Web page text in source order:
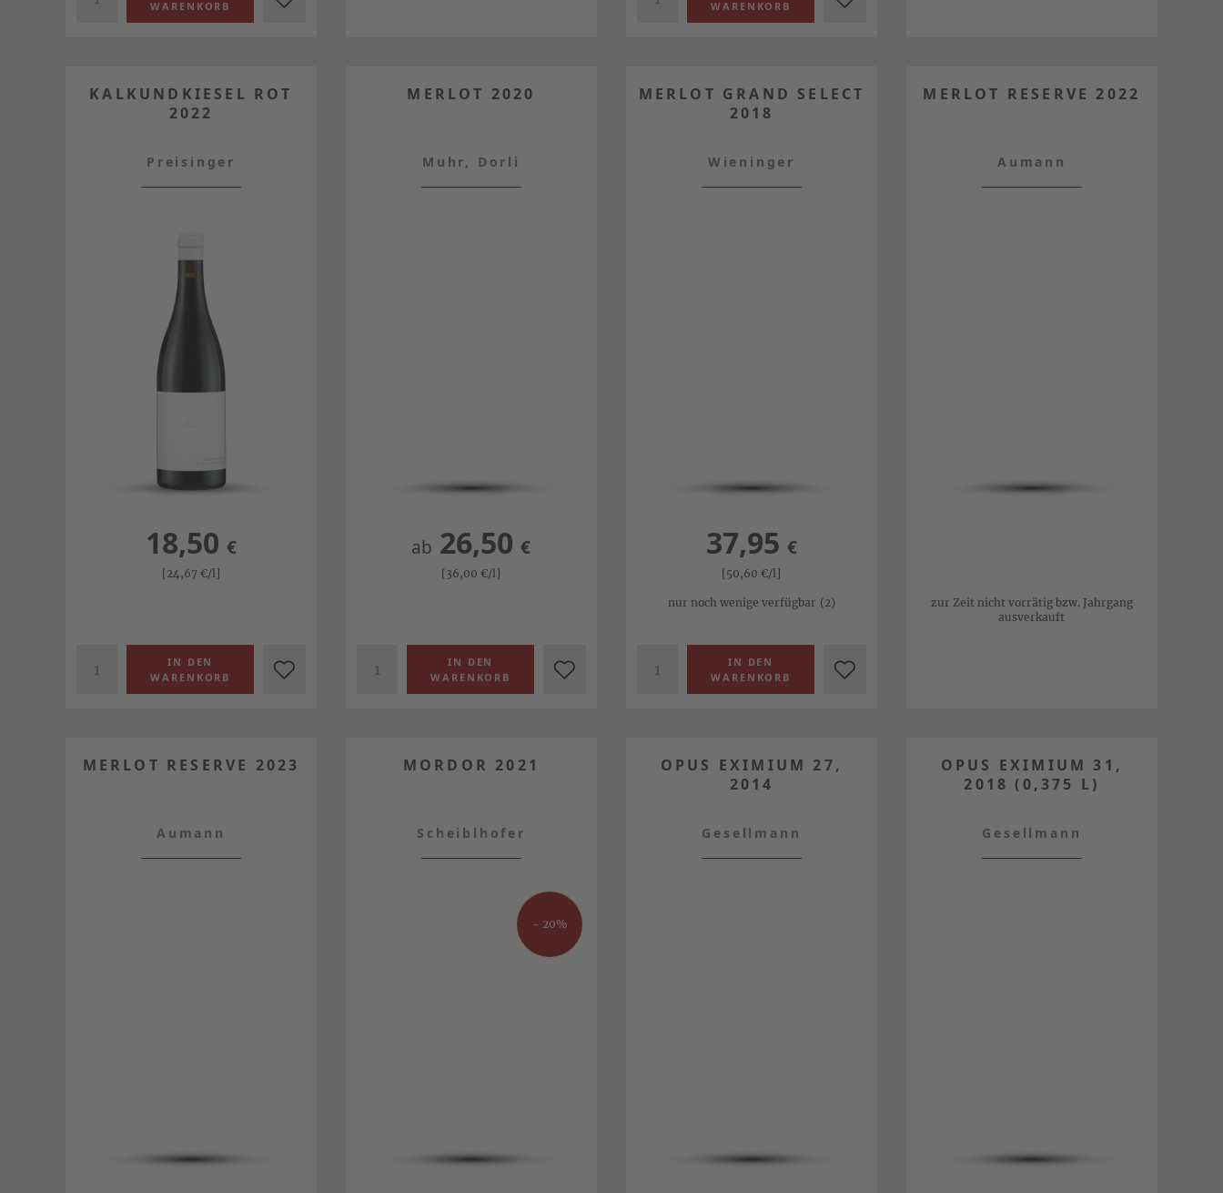
KALKUNDKIESEL ROT
2022
Preisinger
18,50 €
[24,67 €/l]
MERLOT 2020
Muhr, Dorli
ab 26,50€
[36,00€/l]
MERLOT GRAND SELECT
2018
Wieninger
37,95 €
[50,60€/l]
nur noch wenige verfügbar (2)
MERLOT RESERVE 2022
Aumann
zur Zeit nicht vorrätig bzw. Jahrgang
ausverkauft
MERLOT RESERVE 2023
Aumann
- 20%
MORDOR 2021
Scheiblhofer
OPUS EXIMIUM 27,
2014
Gesellmann
OPUS EXIMIUM 31,
2018 (0,375 L)
Gesellmann